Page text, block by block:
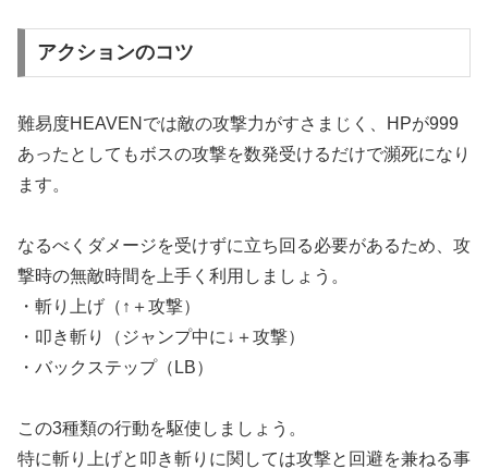
アクションのコツ
難易度HEAVENでは敵の攻撃力がすさまじく、HPが999
あったとしてもボスの攻撃を数発受けるだけで瀕死になり
ます。
なるべくダメージを受けずに立ち回る必要があるため、攻
撃時の無敵時間を上手く利用しましょう。
・斬り上げ（↑＋攻撃）
・叩き斬り（ジャンプ中に↓＋攻撃）
・バックステップ（LB）
この3種類の行動を駆使しましょう。
特に斬り上げと叩き斬りに関しては攻撃と回避を兼ねる事